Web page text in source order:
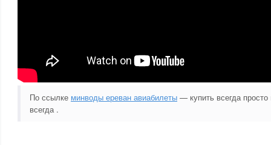
По ссылке минводы ереван авиабилеты — купить всегда просто
всегда .